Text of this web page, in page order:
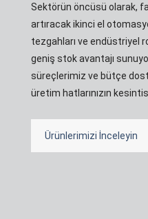
Sektörün öncüsü olarak,
artıracak ikinci el
tezgahları ve endüstriyel
geniş stok avantajı
süreçlerimiz ve bütçe
üretim hatlarınızın
Ürünlerimizi İnceleyin